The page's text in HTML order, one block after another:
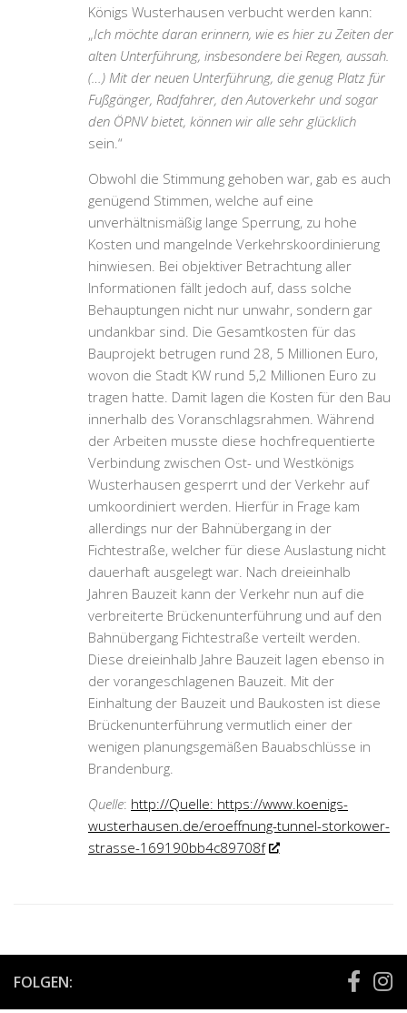
Königs Wusterhausen verbucht werden kann:
„Ich möchte daran erinnern, wie es hier zu Zeiten der
alten Unterführung, insbesondere bei Regen, aussah.
(…) Mit der neuen Unterführung, die genug Platz für
Fußgänger, Radfahrer, den Autoverkehr und sogar
den ÖPNV bietet, können wir alle sehr glücklich
sein .“
Obwohl die Stimmung gehoben war, gab es auch
genügend Stimmen, welche auf eine
unverhältnismäßig lange Sperrung, zu hohe
Kosten und mangelnde Verkehrskoordinierung
hinwiesen. Bei objektiver Betrachtung aller
Informationen fällt jedoch auf, dass solche
Behauptungen nicht nur unwahr, sondern gar
undankbar sind. Die Gesamtkosten für das
Bauprojekt betrugen rund 28, 5 Millionen Euro,
wovon die Stadt KW rund 5,2 Millionen Euro zu
tragen hatte. Damit lagen die Kosten für den Bau
innerhalb des Voranschlagsrahmen. Während
der Arbeiten musste diese hochfrequentierte
Verbindung zwischen Ost- und Westkönigs
Wusterhausen gesperrt und der Verkehr auf
umkoordiniert werden. Hierfür in Frage kam
allerdings nur der Bahnübergang in der
Fichtestraße, welcher für diese Auslastung nicht
dauerhaft ausgelegt war. Nach dreieinhalb
Jahren Bauzeit kann der Verkehr nun auf die
verbreiterte Brückenunterführung und auf den
Bahnübergang Fichtestraße verteilt werden.
Diese dreieinhalb Jahre Bauzeit lagen ebenso in
der vorangeschlagenen Bauzeit. Mit der
Einhaltung der Bauzeit und Baukosten ist diese
Brückenunterführung vermutlich einer der
wenigen planungsgemäßen Bauabschlüsse in
Brandenburg.
Quelle: http://Quelle: https://www.koenigs-
wusterhausen.de/eroeffnung-tunnel-storkower-
strasse-169190bb4c89708f
FOLGEN: